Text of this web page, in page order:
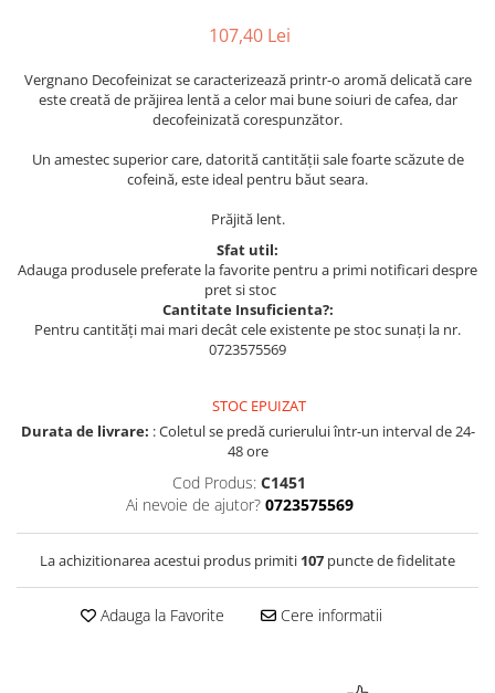
107,40 Lei
Vergnano Decofeinizat se caracterizează printr-o aromă delicată care
este creată de prăjirea lentă a celor mai bune soiuri de cafea, dar
decofeinizată corespunzător.
Un amestec superior care, datorită cantității sale foarte scăzute de
cofeină, este ideal pentru băut seara.
Prăjită lent.
Sfat util:
Adauga produsele preferate la favorite pentru a primi notificari despre
pret si stoc
Cantitate Insuficienta?:
Pentru cantități mai mari decât cele existente pe stoc sunați la nr.
0723575569
STOC EPUIZAT
Durata de livrare: : Coletul se predă curierului într-un interval de 24-
48 ore
Cod Produs: C1451
Ai nevoie de ajutor? 0723575569
La achizitionarea acestui produs primiti 107 puncte de fidelitate
Adauga la Favorite Cere informatii